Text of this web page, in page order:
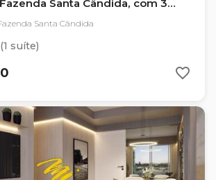
Santa Cândida, com 3
Santa Cândida
suíte)